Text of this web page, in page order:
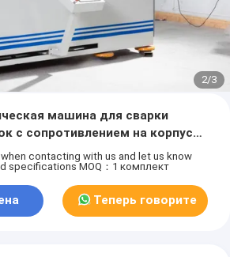
2/3
машина для сварки
с сопротивлением на корпусе
для изготовления консервных
contacting with us and let us know
specifications MOQ：1 комплект
Теперь говорите